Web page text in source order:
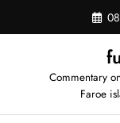
indhold
Commentary
Faroe